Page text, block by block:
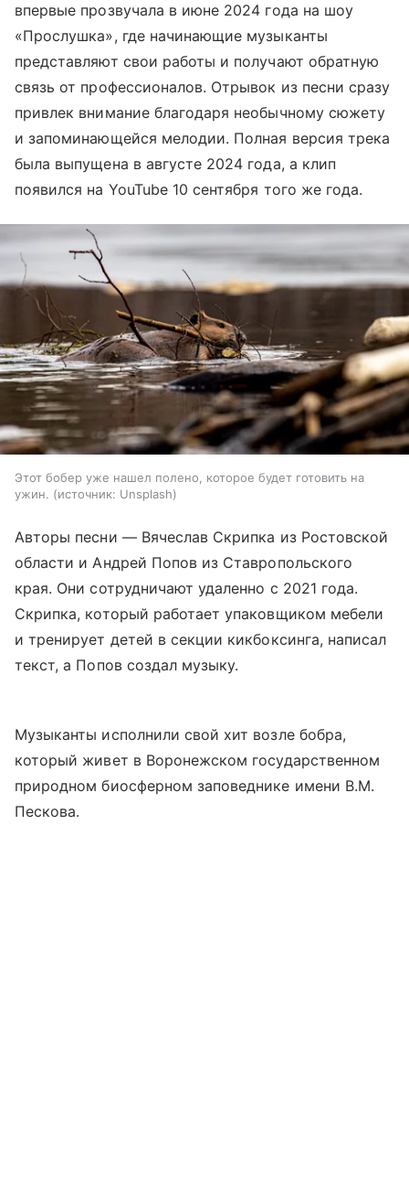
впервые прозвучала в июне 2024 года на шоу
«Прослушка», где начинающие музыканты
представляют свои работы и получают обратную
связь от профессионалов. Отрывок из песни сразу
привлек внимание благодаря необычному сюжету
и запоминающейся мелодии. Полная версия трека
была выпущена в августе 2024 года, а клип
появился на YouTube 10 сентября того же года.
Этот бобер уже нашел полено, которое будет готовить на
ужин.
источник: Unsplash
Авторы песни — Вячеслав Скрипка из Ростовской
области и Андрей Попов из Ставропольского
края. Они сотрудничают удаленно с 2021 года.
Скрипка, который работает упаковщиком мебели
и тренирует детей в секции кикбоксинга, написал
текст, а Попов создал музыку.
Музыканты исполнили свой хит возле бобра,
который живет в Воронежском государственном
природном биосферном заповеднике имени В.М.
Пескова.